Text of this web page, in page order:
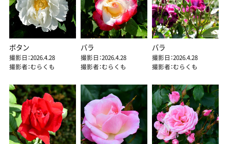
ボタン
撮影日：2026.4.28
撮影者：むらくも
バラ
撮影日：2026.4.28
撮影者：むらくも
バラ
撮影日：2026.4.28
撮影者：むらくも